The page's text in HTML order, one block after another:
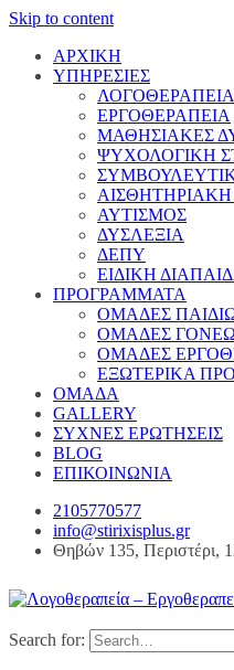
Skip to content
ΑΡΧΙΚΗ
ΥΠΗΡΕΣΙΕΣ
ΛΟΓΟΘΕΡΑΠΕΙΑ
ΕΡΓΟΘΕΡΑΠΕΙΑ
ΜΑΘΗΣΙΑΚΕΣ
ΨΥΧΟΛΟΓΙΚΗ
ΑΥΤΙΣΜΟΣ
ΔΥΣΛΕΞΙΑ
ΔΕΠΥ
ΕΙΔΙΚΗ
ΠΡΟΓΡΑΜΜΑΤΑ
ΟΜΑΔΕΣ
ΟΜΑΔΕΣ
ΟΜΑΔΕΣ
ΕΞΩΤΕΡΙΚΑ
ΟΜΑΔΑ
GALLERY
ΣΥΧΝΕΣ ΕΡΩΤΗΣΕΙΣ
BLOG
ΕΠΙΚΟΙΝΩΝΙΑ
2105770577
info@stirixisplus.gr
Θηβών 135, Περιστέρι,
Search for: